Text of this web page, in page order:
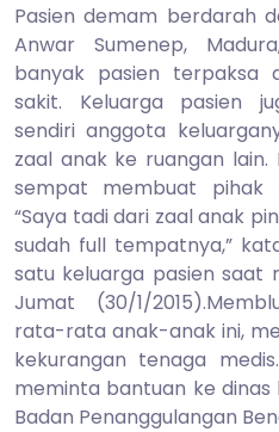
Pasien demam berdarah
Anwar Sumenep,
banyak pasien terpaksa
sakit. Keluarga pasien
sendiri anggota
zaal anak ke ruangan lain.
sempat membuat pihak
“Saya tadi dari zaal anak
sudah full tempatnya,”
satu keluarga pasien saat
Jumat (30/1/
rata-rata anak-anak ini,
kekurangan tenaga
meminta bantuan ke
Badan Penanggulangan